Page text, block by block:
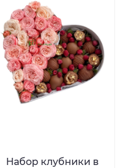
Набор клубники в